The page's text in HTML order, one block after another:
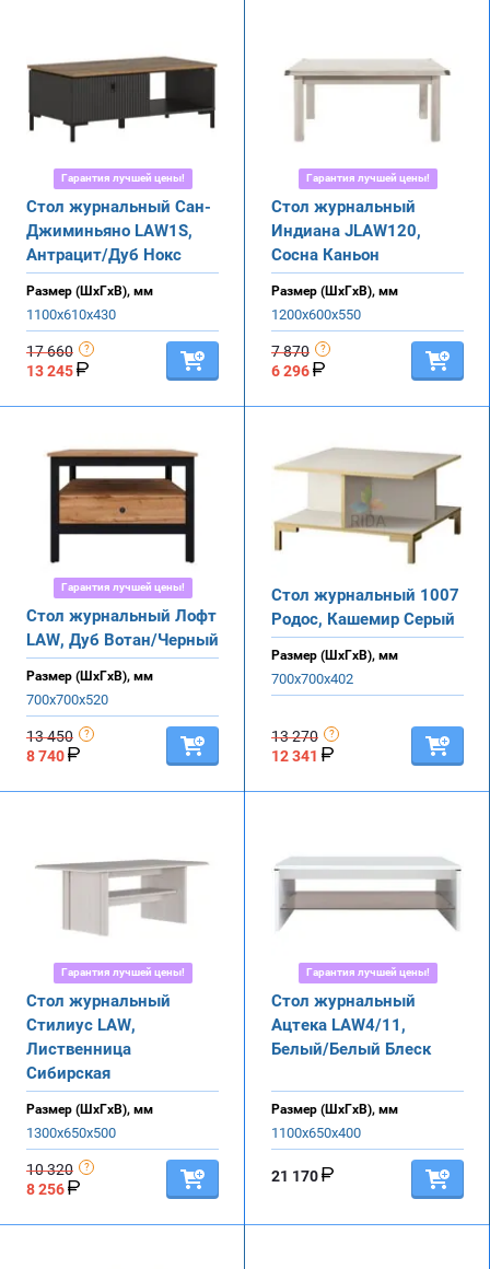
Гарантия лучшей цены!
Стол журнальный Сан-
Джиминьяно LAW1S,
Антрацит/Дуб Нокс
Размер (ШхГхВ), мм
1100х610х430
17 660
13 245
Гарантия лучшей цены!
Стол журнальный
Индиана JLAW120,
Сосна Каньон
Размер (ШхГхВ), мм
1200х600х550
7 870
6 296
Гарантия лучшей цены!
Стол журнальный Лофт
LAW, Дуб Вотан/Черный
Размер (ШхГхВ), мм
700х700х520
13 450
8 740
Стол журнальный 1007
Родос, Кашемир Серый
Размер (ШхГхВ), мм
700х700х402
13 270
12 341
Гарантия лучшей цены!
Стол журнальный
Стилиус LAW,
Лиственница
Сибирская
Размер (ШхГхВ), мм
1300х650х500
10 320
8 256
Гарантия лучшей цены!
Стол журнальный
Ацтека LAW4/11,
Белый/Белый Блеск
Размер (ШхГхВ), мм
1100х650х400
21 170